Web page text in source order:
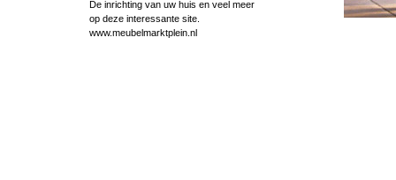
De inrichting van uw huis en veel meer
op deze interessante site.
www.meubelmarktplein.nl